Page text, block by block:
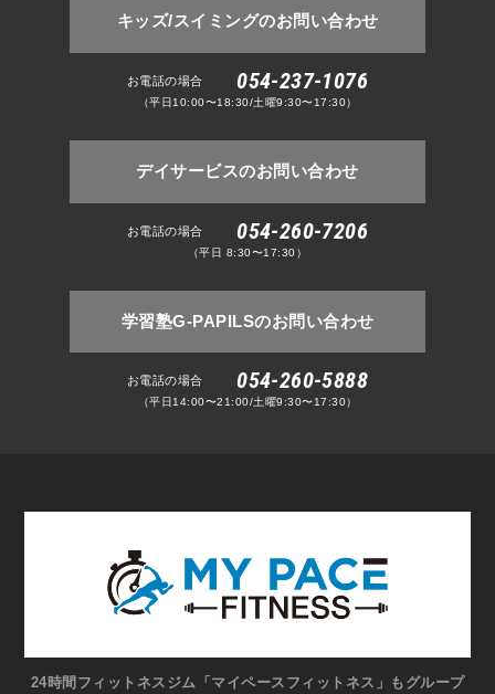
キッズ/スイミングのお問い合わせ
お電話の場合 054-237-1076
（平日10:00〜18:30/土曜9:30〜17:30）
デイサービスのお問い合わせ
お電話の場合 054-260-7206
（平日 8:30〜17:30）
学習塾G-PAPILSのお問い合わせ
お電話の場合 054-260-5888
（平日14:00〜21:00/土曜9:30〜17:30）
24時間フィットネスジム「マイペースフィットネス」もグループ